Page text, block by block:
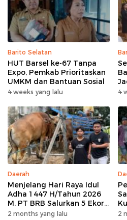
Barito Selatan
HUT Barsel ke-67 Tanpa
Expo, Pemkab Prioritaskan
UMKM dan Bantuan Sosial
4 weeks yang lalu 4
Daerah
Menjelang Hari Raya Idul
Adha 1447 H/Tahun 2026
M, PT BRB Salurkan 5 Ekor
Hewan Kurban Kepada
2 months yang lalu 2